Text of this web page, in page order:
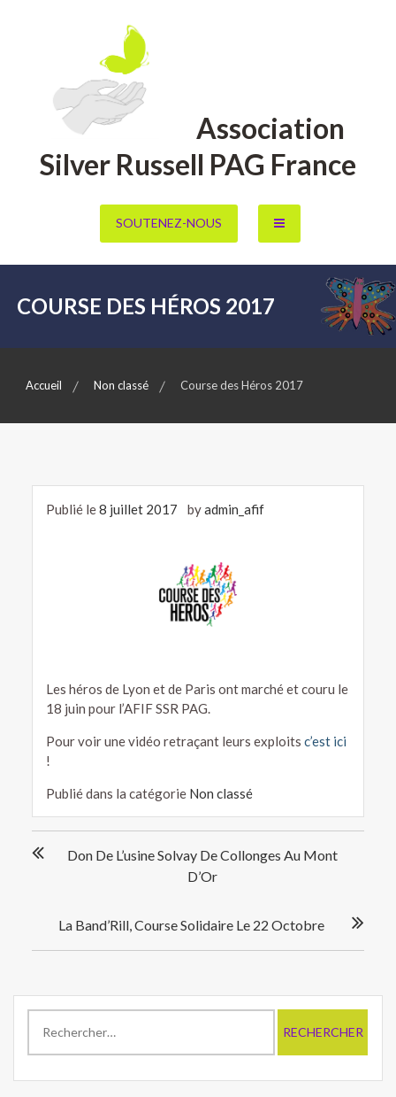
Association
Silver Russell PAG France
SOUTENEZ-NOUS
COURSE DES HÉROS 2017
Accueil Non classé Course des Héros 2017
Publié le8 juillet 2017 byadmin_afif
Les héros de Lyon et de Paris ont marché et couru le
18 juin pour l’AFIF SSR PAG.
Pour voir une vidéo retraçant leurs exploits c’est ici
!
Publié dans la catégorie Non classé
de
Don De L’usine Solvay De Collonges Au Mont
D’Or
La Band’Rill, Course Solidaire Le 22 Octobre